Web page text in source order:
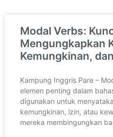
Modal Verbs:
Mengungkapkan
Kemungkinan,
Kampung Inggris Pare –
elemen penting dalam
digunakan untuk
kemungkinan, izin, atau
mereka membingungkan